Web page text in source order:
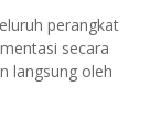
perangkat
secara
langsung oleh